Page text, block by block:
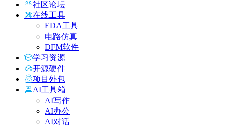
社区论坛
在线工具
EDA工具
电路仿真
DFM软件
学习资源
开源硬件
项目外包
AI工具箱
AI写作
AI办公
AI对话